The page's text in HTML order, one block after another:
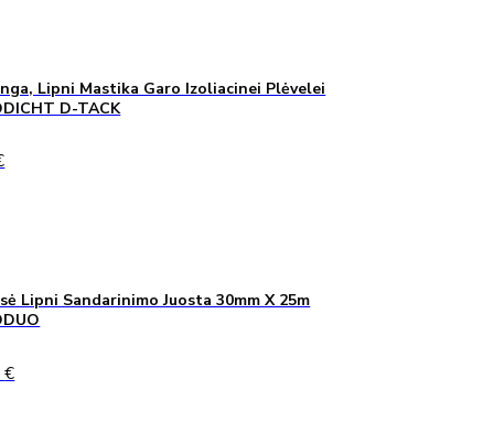
Lipni Mastika Garo Izoliacinei Plėvelei
D-TACK
Lipni Sandarinimo Juosta 30mm X 25m
€